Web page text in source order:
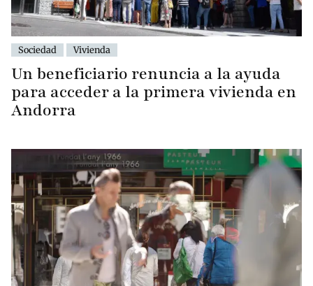
Sociedad Vivienda
Un beneficiario renuncia a la ayuda
para acceder a la primera vivienda en
Andorra